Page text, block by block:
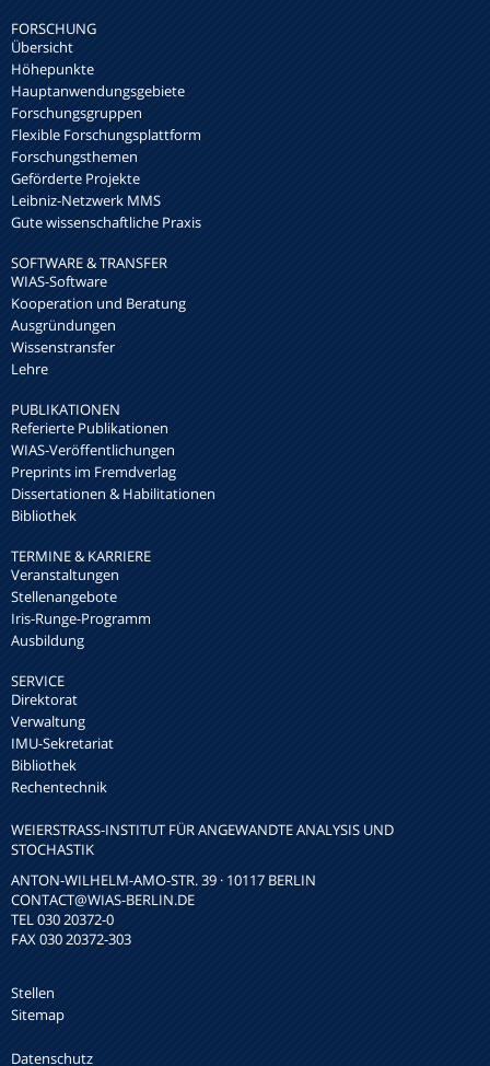
FORSCHUNG
Übersicht
Höhepunkte
Hauptanwendungsgebiete
Forschungsgruppen
Flexible Forschungsplattform
Forschungsthemen
Geförderte Projekte
Leibniz-Netzwerk MMS
Gute wissenschaftliche Praxis
SOFTWARE & TRANSFER
WIAS-Software
Kooperation und Beratung
Ausgründungen
Wissenstransfer
Lehre
PUBLIKATIONEN
Referierte Publikationen
WIAS-Veröffentlichungen
Preprints im Fremdverlag
Dissertationen & Habilitationen
Bibliothek
TERMINE & KARRIERE
Veranstaltungen
Stellenangebote
Iris-Runge-Programm
Ausbildung
SERVICE
Direktorat
Verwaltung
IMU-Sekretariat
Bibliothek
Rechentechnik
WEIERSTRASS-INSTITUT FÜR ANGEWANDTE ANALYSIS UND S
TOCHASTIK
ANTON-WILHELM-AMO-STR. 39 · 10117 BERLIN
CONTACT@WIAS-BERLIN.DE
TEL 030 20372-0
FAX 030 20372-303
Stellen
Sitemap
Datenschutz